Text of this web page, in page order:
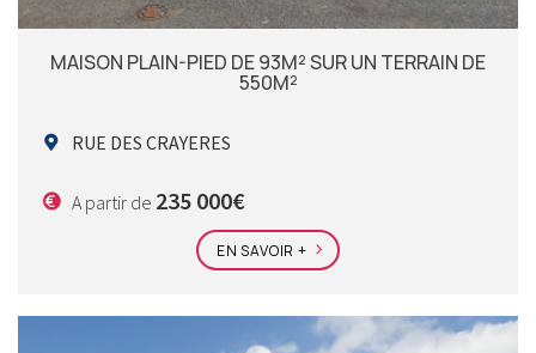
MAISON PLAIN-PIED DE 93M² SUR UN TERRAIN DE
550M²
RUE DES CRAYERES
A partir de 235 000€
EN SAVOIR +